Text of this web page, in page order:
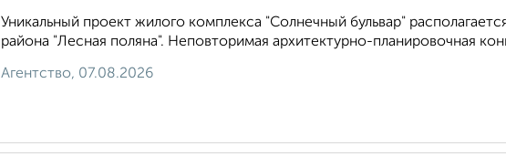
Уникальный проект жилого комплекса "Солнечный бульвар"
района "Лесная поляна". Неповторимая архитектурно-планировочная
Агентство, 07.08.2026